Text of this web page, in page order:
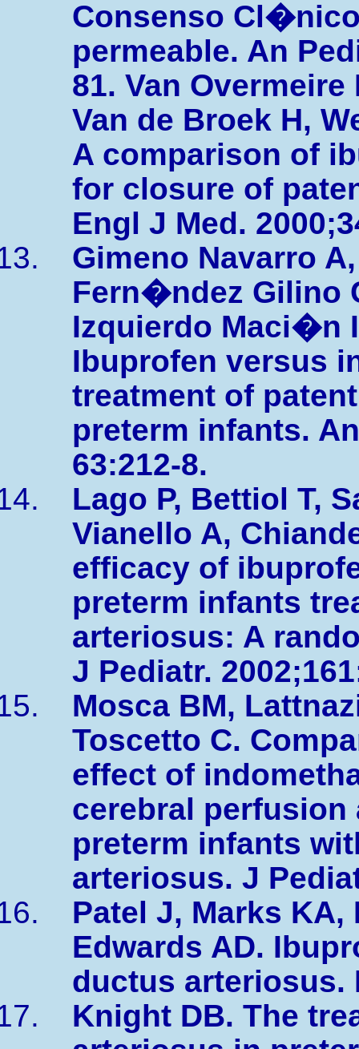
Consenso
permeable. An
81. Van
Van de Broek H,
A comparison of
for closure of
Engl J Med.
Gimeno Navarro
Fern�ndez Gilino
Izquierdo Maci�n
Ibuprofen versus
treatment of
preterm infants.
63:212-8.
Lago P, Bettiol T,
Vianello A,
efficacy of
preterm infants
arteriosus: A
J Pediatr.
Mosca BM,
Toscetto C.
effect of
cerebral
preterm infants
arteriosus. J
Patel J, Marks KA,
Edwards AD.
ductus arteriosus.
Knight DB. The